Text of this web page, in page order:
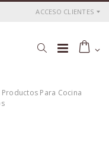
ACCESO CLIENTES
Productos Para Cocina